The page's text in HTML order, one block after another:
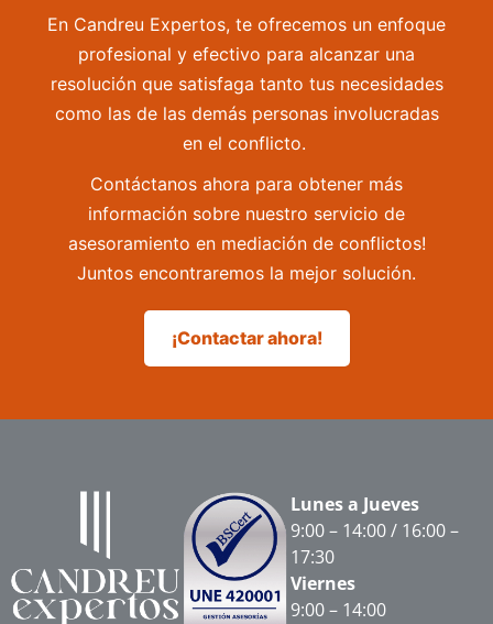
En Candreu Expertos, te ofrecemos un enfoque
profesional y efectivo para alcanzar una
resolución que satisfaga tanto tus necesidades
como las de las demás personas involucradas
en el conflicto.
Contáctanos ahora para obtener más
información sobre nuestro servicio de
asesoramiento en mediación de conflictos!
Juntos encontraremos la mejor solución.
¡Contactar ahora!
Lunes a Jueves
9:00 – 14:00 / 16:00 –
17:30
Viernes
9:00 – 14:00